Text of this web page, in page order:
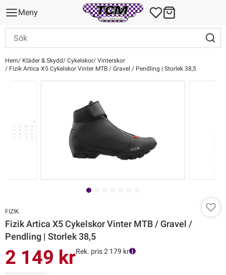
Meny
Hem Kläder & Skydd Cykelskor Vinterskor
Fizik Artica X5 Cykelskor Vinter MTB / Gravel / Pendling | Storlek 38,5
FIZIK
Fizik Artica X5 Cykelskor Vinter MTB / Gravel /
Pendling | Storlek 38,5
2 149 krRek. pris 2 179 kr